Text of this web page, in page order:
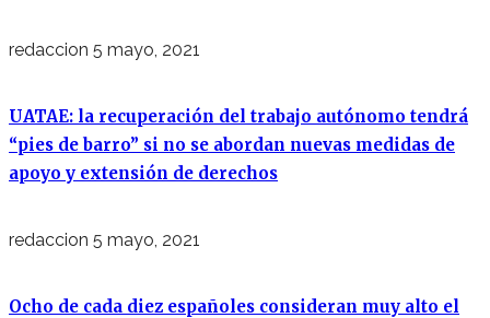
redaccion 5 mayo, 2021
UATAE: la recuperación del trabajo autónomo tendrá
“pies de barro” si no se abordan nuevas medidas de
apoyo y extensión de derechos
redaccion 5 mayo, 2021
Ocho de cada diez españoles consideran muy alto el